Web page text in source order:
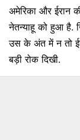
अमेरिका और ईरान
नेतन्याहू को हुआ है.
उस के अंत में न तो
बड़ी रोक दिखी.